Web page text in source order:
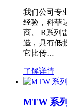
我们公司专
经验，科菲
商。 R系列
造，具有低
它比传…
了解详情
MTW 系